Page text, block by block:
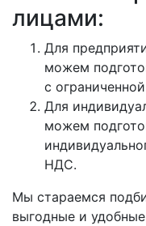
лицами:
Для
можем
с
Для
можем
НДС.
Мы стараемся
выгодные и